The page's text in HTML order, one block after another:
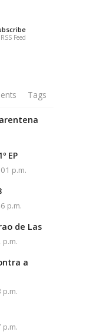
Feed
Tags
EP
p.m.
p.m.
de Las
a